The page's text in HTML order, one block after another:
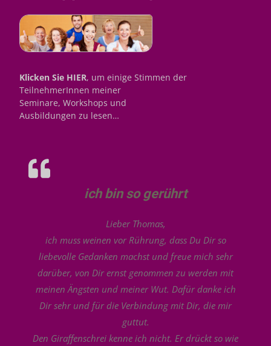
Klicken Sie HIER, um einige Stimmen der
TeilnehmerInnen meiner
Seminare, Workshops und
Ausbildungen zu lesen…
ich bin so gerührt
Lieber Thomas,
ich muss weinen vor Rührung, dass Du Dir so
liebevolle Gedanken machst und freue mich sehr
darüber, von Dir ernst genommen zu werden mit
meinen Ängsten und meiner Wut. Dafür danke ich
Dir sehr und für die Verbindung mit Dir, die mir
guttut.
Den Giraffenschrei kenne ich nicht. Er drückt so wie